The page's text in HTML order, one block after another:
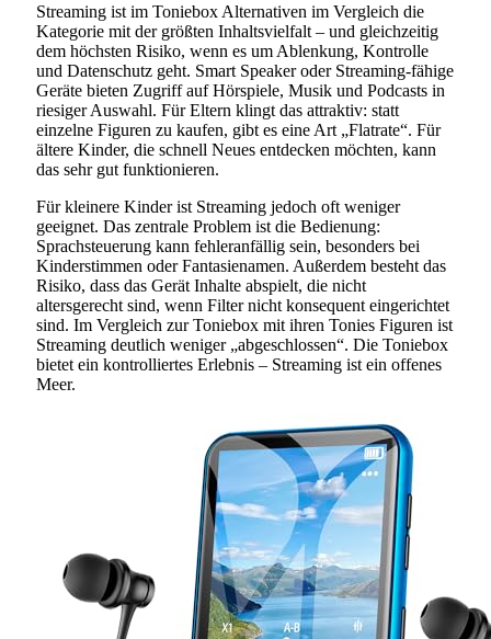
Streaming ist im Toniebox Alternativen im Vergleich die
Kategorie mit der größten Inhaltsvielfalt – und gleichzeitig
dem höchsten Risiko, wenn es um Ablenkung, Kontrolle
und Datenschutz geht. Smart Speaker oder Streaming-fähige
Geräte bieten Zugriff auf Hörspiele, Musik und Podcasts in
riesiger Auswahl. Für Eltern klingt das attraktiv: statt
einzelne Figuren zu kaufen, gibt es eine Art „Flatrate“. Für
ältere Kinder, die schnell Neues entdecken möchten, kann
das sehr gut funktionieren.
Für kleinere Kinder ist Streaming jedoch oft weniger
geeignet. Das zentrale Problem ist die Bedienung:
Sprachsteuerung kann fehleranfällig sein, besonders bei
Kinderstimmen oder Fantasienamen. Außerdem besteht das
Risiko, dass das Gerät Inhalte abspielt, die nicht
altersgerecht sind, wenn Filter nicht konsequent eingerichtet
sind. Im Vergleich zur Toniebox mit ihren Tonies Figuren ist
Streaming deutlich weniger „abgeschlossen“. Die Toniebox
bietet ein kontrolliertes Erlebnis – Streaming ist ein offenes
Meer.